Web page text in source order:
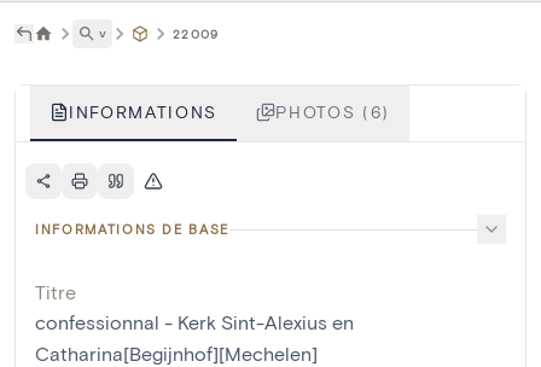
˅ 22009
INFORMATIONS PHOTOS (6)
INFORMATIONS DE BASE
Titre
confessionnal - Kerk Sint-Alexius en
Catharina[Begijnhof][Mechelen]